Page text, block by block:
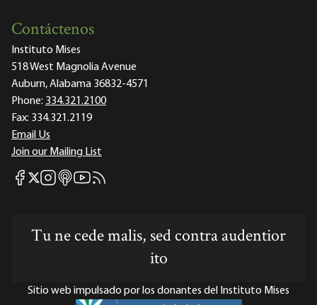
Contáctenos
Instituto Mises
518 West Magnolia Avenue
Auburn, Alabama 36832-4571
Phone: 334.321.2100
Fax: 334.321.2119
Email Us
Join our Mailing List
Mises Facebook
Mises X
Mises Instagram
Mises itunes
Mises Youtube
Mises RSS feed
Tu ne cede malis, sed contra audentior
ito
Sitio web impulsado por los donantes del Instituto Mises